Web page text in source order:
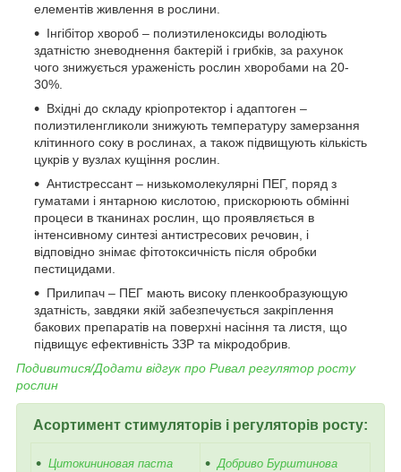
елементів живлення в рослини.
Інгібітор хвороб – полиэтиленоксиды володіють
здатністю зневоднення бактерій і грибків, за рахунок
чого знижується ураженість рослин хворобами на 20-
30%.
Вхідні до складу кріопротектор і адаптоген –
полиэтиленгликоли знижують температуру замерзання
клітинного соку в рослинах, а також підвищують кількість
цукрів у вузлах кущіння рослин.
Антистрессант – низькомолекулярні ПЕГ, поряд з
гуматами і янтарною кислотою, прискорюють обмінні
процеси в тканинах рослин, що проявляється в
інтенсивному синтезі антистресових речовин, і
відповідно знімає фітотоксичність після обробки
пестицидами.
Прилипач – ПЕГ мають високу пленкообразующую
здатність, завдяки якій забезпечується закріплення
бакових препаратів на поверхні насіння та листя, що
підвищує ефективність ЗЗР та мікродобрив.
Подивитися/Додати відгук про Ривал регулятор росту
рослин
Асортимент стимуляторів і регуляторів росту:
Цитокининовая паста
Добриво Бурштинова